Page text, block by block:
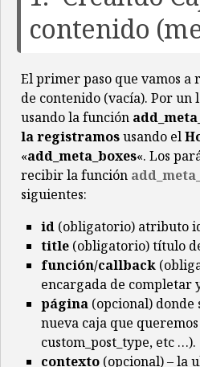
contenido
El primer paso que vamos a
de contenido (vacía). Por un
usando la función
la registramosusando el
«add_meta_boxes«. Los
recibir la función
siguientes:
id (obligatorio) atributo
title (obligatorio) título
función/callback
encargada de completar
página (opcional) donde
nueva caja que
custom_post_type, etc …).
contexto (opcional) – la